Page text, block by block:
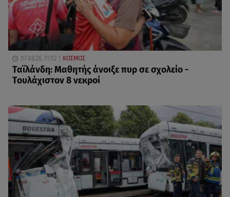
07.08.26, 11:02 ΚΟΣΜΟΣ
Ταϊλάνδη: Μαθητής άνοιξε πυρ σε σχολείο -
Τουλάχιστον 8 νεκροί